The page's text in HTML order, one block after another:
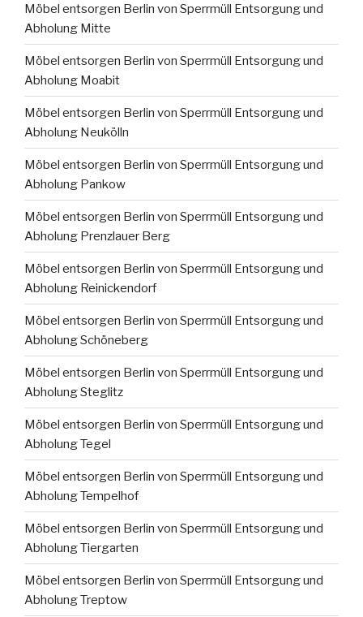
Möbel entsorgen Berlin von Sperrmüll Entsorgung und
Abholung Mitte
Möbel entsorgen Berlin von Sperrmüll Entsorgung und
Abholung Moabit
Möbel entsorgen Berlin von Sperrmüll Entsorgung und
Abholung Neukölln
Möbel entsorgen Berlin von Sperrmüll Entsorgung und
Abholung Pankow
Möbel entsorgen Berlin von Sperrmüll Entsorgung und
Abholung Prenzlauer Berg
Möbel entsorgen Berlin von Sperrmüll Entsorgung und
Abholung Reinickendorf
Möbel entsorgen Berlin von Sperrmüll Entsorgung und
Abholung Schöneberg
Möbel entsorgen Berlin von Sperrmüll Entsorgung und
Abholung Steglitz
Möbel entsorgen Berlin von Sperrmüll Entsorgung und
Abholung Tegel
Möbel entsorgen Berlin von Sperrmüll Entsorgung und
Abholung Tempelhof
Möbel entsorgen Berlin von Sperrmüll Entsorgung und
Abholung Tiergarten
Möbel entsorgen Berlin von Sperrmüll Entsorgung und
Abholung Treptow